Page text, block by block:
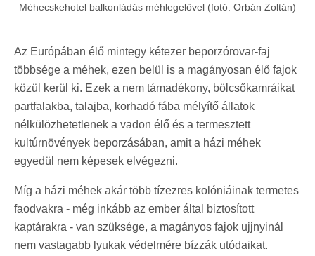
Méhecskehotel balkonládás méhlegelővel (fotó: Orbán Zoltán)
Az Európában élő mintegy kétezer beporzórovar-faj
többsége a méhek, ezen belül is a magányosan élő fajok
közül kerül ki. Ezek a nem támadékony, bölcsőkamráikat
partfalakba, talajba, korhadó fába mélyítő állatok
nélkülözhetetlenek a vadon élő és a termesztett
kultúrnövények beporzásában, amit a házi méhek
egyedül nem képesek elvégezni.
Míg a házi méhek akár több tízezres kolóniáinak termetes
faodvakra - még inkább az ember által biztosított
kaptárakra - van szüksége, a magányos fajok ujjnyinál
nem vastagabb lyukak védelmére bízzák utódaikat.